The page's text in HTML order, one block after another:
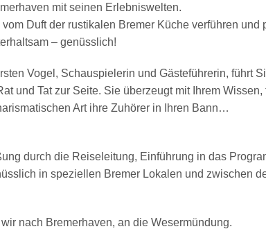
mit seinen Erlebniswelten.
vom Duft der rustikalen Bremer Küche verführen
– genüsslich!
Vogel, Schauspielerin und Gästeführerin, führt
und Tat zur Seite. Sie überzeugt mit Ihrem
Art ihre Zuhörer in Ihren Bann…
durch die Reiseleitung, Einführung in das
in speziellen Bremer Lokalen und zwischen
nach Bremerhaven, an die Wesermündung.